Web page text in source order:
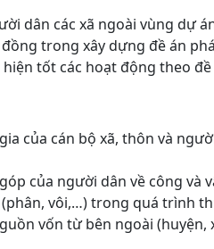
dân các xã ngoài vùng dự
trong xây dựng đề án
tốt các hoạt động theo
của cán bộ xã, thôn và
của người dân về công và
vôi,…) trong quá trình
vốn từ bên ngoài